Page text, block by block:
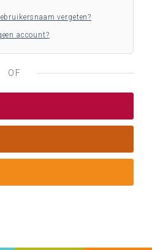
vergeten?
account?
OF